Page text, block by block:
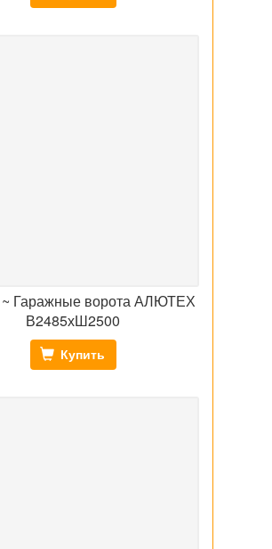
~ Гаражные ворота АЛЮТЕХ
В2485хШ2500
Купить